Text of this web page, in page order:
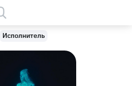
Исполнитель